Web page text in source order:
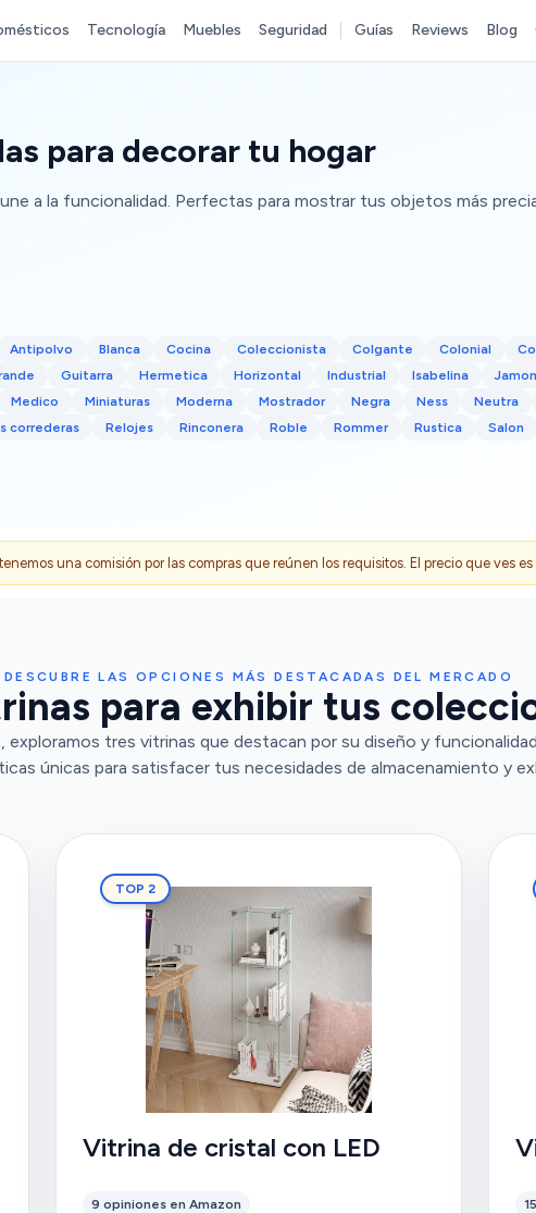
Tecnología Muebles Seguridad Guías Reviews Blog
para decorar tu hogar
a la funcionalidad. Perfectas para mostrar tus objetos más
Antipolvo Blanca Cocina Coleccionista Colgante Colonial
Guitarra Hermetica Horizontal Industrial Isabelina
Medico Miniaturas Moderna Mostrador Negra Ness Neutra
correderas Relojes Rinconera Roble Rommer Rustica Salon
una comisión por las compras que reúnen los requisitos. El precio que ves
DESCUBRE LAS OPCIONES MÁS DESTACADAS DEL MERCADO
para exhibir tus
exploramos tres vitrinas que destacan por su diseño y
únicas para satisfacer tus necesidades de almacenamiento y
TOP 2
Vitrina de cristal con LED
9 opiniones en Amazon